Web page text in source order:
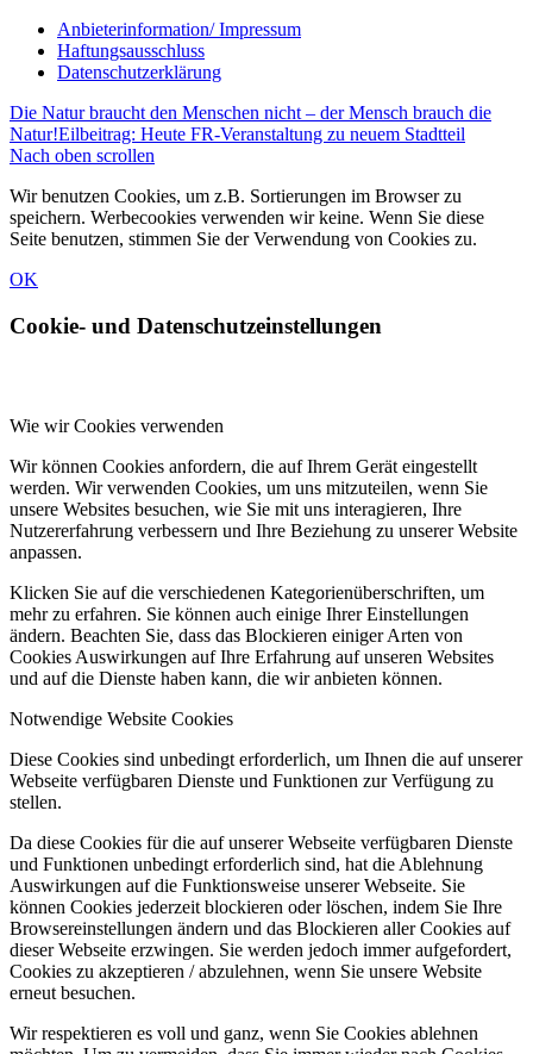
Anbieterinformation/ Impressum
Haftungsausschluss
Datenschutzerklärung
Die Natur braucht den Menschen nicht – der Mensch brauch die
Natur!Eilbeitrag: Heute FR-Veranstaltung zu neuem Stadtteil
Nach oben scrollen
Wir benutzen Cookies, um z.B. Sortierungen im Browser zu
speichern. Werbecookies verwenden wir keine. Wenn Sie diese
Seite benutzen, stimmen Sie der Verwendung von Cookies zu.
OK
Cookie- und Datenschutzeinstellungen
Wie wir Cookies verwenden
Wir können Cookies anfordern, die auf Ihrem Gerät eingestellt
werden. Wir verwenden Cookies, um uns mitzuteilen, wenn Sie
unsere Websites besuchen, wie Sie mit uns interagieren, Ihre
Nutzererfahrung verbessern und Ihre Beziehung zu unserer Website
anpassen.
Klicken Sie auf die verschiedenen Kategorienüberschriften, um
mehr zu erfahren. Sie können auch einige Ihrer Einstellungen
ändern. Beachten Sie, dass das Blockieren einiger Arten von
Cookies Auswirkungen auf Ihre Erfahrung auf unseren Websites
und auf die Dienste haben kann, die wir anbieten können.
Notwendige Website Cookies
Diese Cookies sind unbedingt erforderlich, um Ihnen die auf unserer
Webseite verfügbaren Dienste und Funktionen zur Verfügung zu
stellen.
Da diese Cookies für die auf unserer Webseite verfügbaren Dienste
und Funktionen unbedingt erforderlich sind, hat die Ablehnung
Auswirkungen auf die Funktionsweise unserer Webseite. Sie
können Cookies jederzeit blockieren oder löschen, indem Sie Ihre
Browsereinstellungen ändern und das Blockieren aller Cookies auf
dieser Webseite erzwingen. Sie werden jedoch immer aufgefordert,
Cookies zu akzeptieren / abzulehnen, wenn Sie unsere Website
erneut besuchen.
Wir respektieren es voll und ganz, wenn Sie Cookies ablehnen